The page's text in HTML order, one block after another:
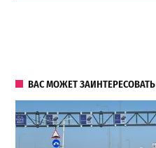
ВАС МОЖЕТ ЗАИНТЕРЕСОВАТЬ